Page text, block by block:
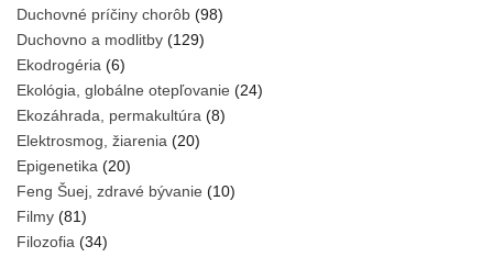
Duchovné príčiny chorôb (98)
Duchovno a modlitby (129)
Ekodrogéria (6)
Ekológia, globálne otepľovanie (24)
Ekozáhrada, permakultúra (8)
Elektrosmog, žiarenia (20)
Epigenetika (20)
Feng Šuej, zdravé bývanie (10)
Filmy (81)
Filozofia (34)